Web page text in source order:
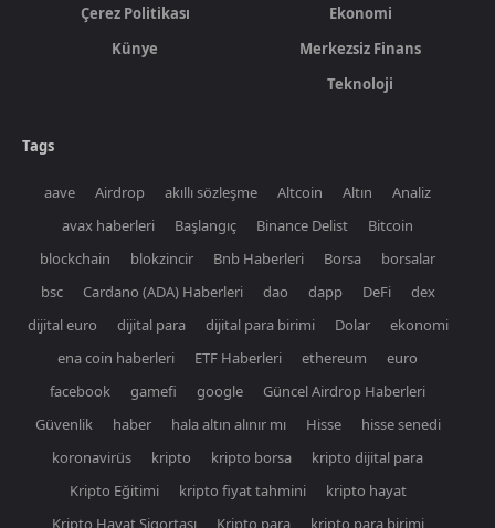
Çerez Politikası
Künye
Ekonomi
Merkezsiz Finans
Teknoloji
Tags
aave Airdrop akıllı sözleşme Altcoin Altın
Analiz
avax haberleri
Başlangıç Binance Delist
Bitcoin
blockchain
blokzincir Bnb Haberleri Borsa
borsalar
bsc
Cardano (ADA) Haberleri dao dapp DeFi
dex
dijital euro
dijital para dijital para birimi Dolar
ekonomi
ena coin haberleri
ETF Haberleri ethereum
euro
facebook
gamefi google
Güncel Airdrop Haberleri
Güvenlik
haber hala altın alınır mı Hisse
hisse senedi
koronavirüs
kripto kripto borsa
kripto dijital para
Kripto Eğitimi
kripto fiyat tahmini
kripto hayat
Kripto Hayat Sigortası
Kripto para kripto para birimi